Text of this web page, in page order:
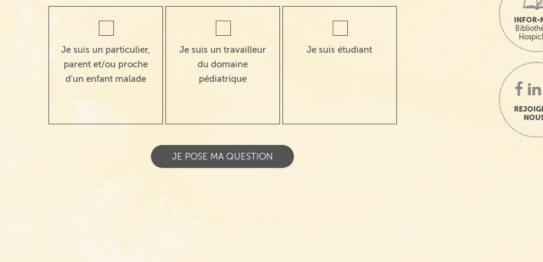
Je suis un particulier,
parent et/ou proche
d'un enfant malade
Je suis un travailleur
du domaine
pédiatrique
Je suis étudiant
INFOR-